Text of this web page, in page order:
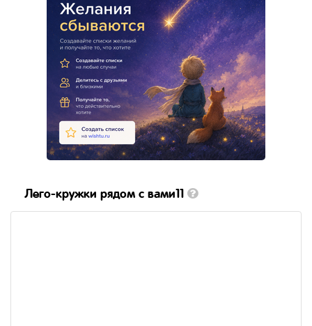
Лего-кружки рядом с вами11